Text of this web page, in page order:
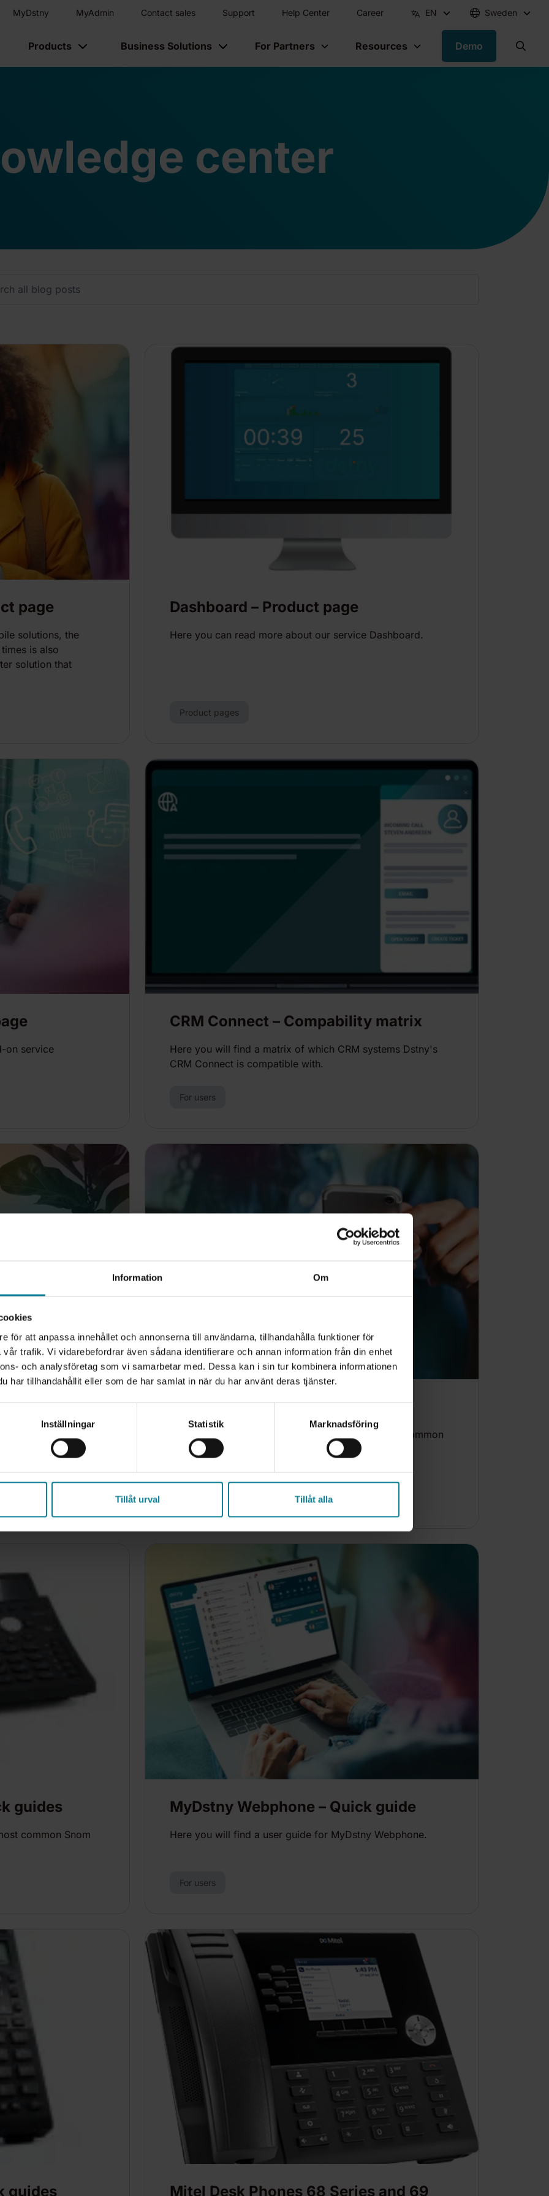
Information Om
för att anpassa innehållet och annonserna till användarna, tillhandahålla funktioner för
trafik. Vi vidarebefordrar även sådana identifierare och annan information från din enhet
och analysföretag som vi samarbetar med. Dessa kan i sin tur kombinera informationen
har tillhandahållit eller som de har samlat in när du har använt deras tjänster.
Inställningar Statistik Marknadsföring
Tillåt urval Tillåt alla
MyDstny MyAdmin Contact sales Support Help Center Career EN Sweden
Products Business Solutions For Partners Resources Demo
center
page
solutions, the
is also
solution that
Dashboard – Product page
Here you can read more about our service Dashboard.
Product pages
on service
CRM Connect – Compability matrix
Here you will find a matrix of which CRM systems Dstny's
CRM Connect is compatible with.
For users
mobile app as
a quick guide on
Dstny Mobile – Quick guide
Here you will find a guide on how to use the most common
functions in our mobile app Dstny Mobile.
guides
common Snom
MyDstny Webphone – Quick guide
Here you will find a user guide for MyDstny Webphone.
For users
guides Mitel Desk Phones 68 Series and 69